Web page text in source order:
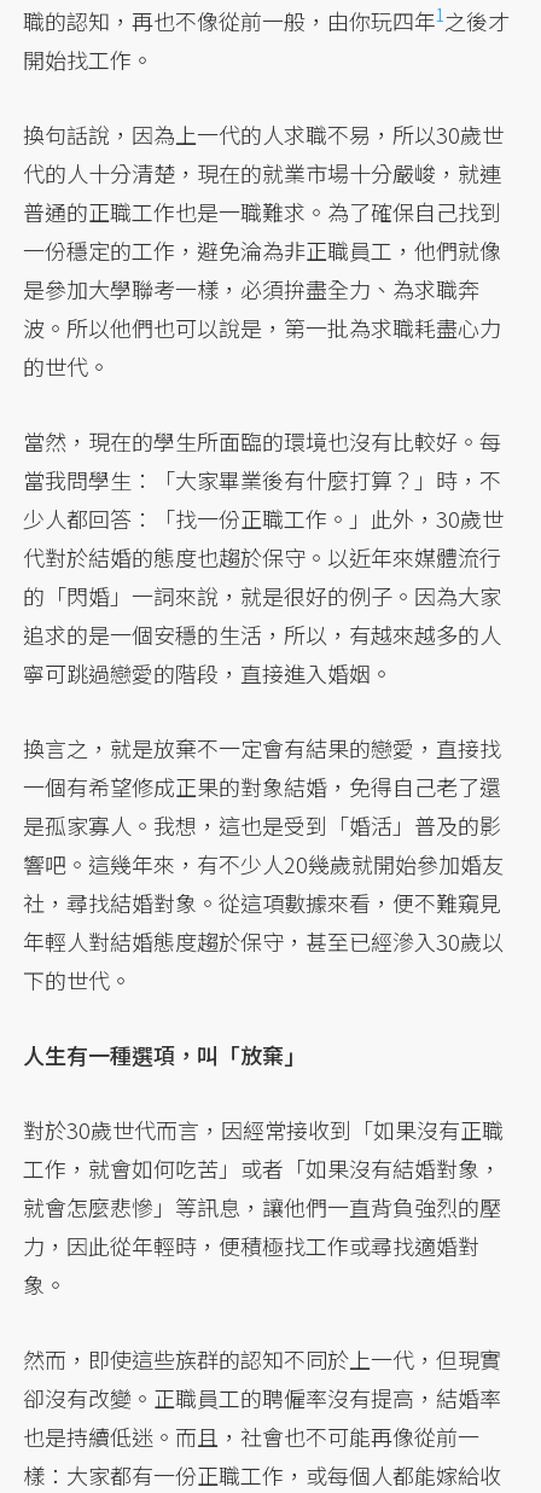
職的認知，再也不像從前一般，由你玩四年1之後才
開始找工作。
換句話說，因為上一代的人求職不易，所以30歲世
代的人十分清楚，現在的就業市場十分嚴峻，就連
普通的正職工作也是一職難求。為了確保自己找到
一份穩定的工作，避免淪為非正職員工，他們就像
是參加大學聯考一樣，必須拚盡全力、為求職奔
波。所以他們也可以說是，第一批為求職耗盡心力
的世代。
當然，現在的學生所面臨的環境也沒有比較好。每
當我問學生：「大家畢業後有什麼打算？」時，不
少人都回答：「找一份正職工作。」此外，30歲世
代對於結婚的態度也趨於保守。以近年來媒體流行
的「閃婚」一詞來說，就是很好的例子。因為大家
追求的是一個安穩的生活，所以，有越來越多的人
寧可跳過戀愛的階段，直接進入婚姻。
換言之，就是放棄不一定會有結果的戀愛，直接找
一個有希望修成正果的對象結婚，免得自己老了還
是孤家寡人。我想，這也是受到「婚活」普及的影
響吧。這幾年來，有不少人20幾歲就開始參加婚友
社，尋找結婚對象。從這項數據來看，便不難窺見
年輕人對結婚態度趨於保守，甚至已經滲入30歲以
下的世代。
人生有一種選項，叫「放棄」
對於30歲世代而言，因經常接收到「如果沒有正職
工作，就會如何吃苦」或者「如果沒有結婚對象，
就會怎麼悲慘」等訊息，讓他們一直背負強烈的壓
力，因此從年輕時，便積極找工作或尋找適婚對
象。
然而，即使這些族群的認知不同於上一代，但現實
卻沒有改變。正職員工的聘僱率沒有提高，結婚率
也是持續低迷。而且，社會也不可能再像從前一
樣：大家都有一份正職工作，或每個人都能嫁給收